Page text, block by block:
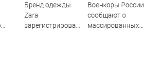
Бренд одежды
Zara
зарегистрировал
Военкоры России
сообщают о
массированных